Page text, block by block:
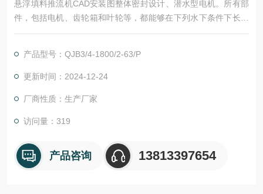
悬浮填料推流机CAD安装图整体密封设计、潜水型电机。所有部
件，包括电机、齿轮箱和叶轮等，都能够在下列水下条件下长时
间、连续运行：介质温度0～40℃、介质pH值在4～10之间、动
处升温不得高于35℃、介质密度≤1.1&amp;amp;amp;#215;103k
g/m3。
产品型号：QJB3/4-1800/2-63/P
更新时间：2024-12-24
厂商性质：生产厂家
访问量：319
产品咨询 13813397654